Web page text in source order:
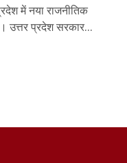
में नया राजनीतिक
उत्तर प्रदेश सरकार...